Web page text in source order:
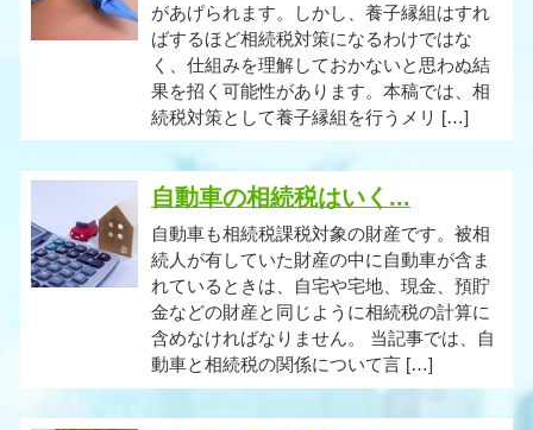
があげられます。しかし、養子縁組はすれ
ばするほど相続税対策になるわけではな
く、仕組みを理解しておかないと思わぬ結
果を招く可能性があります。本稿では、相
続税対策として養子縁組を行うメリ […]
自動車の相続税はいく...
自動車も相続税課税対象の財産です。被相
続人が有していた財産の中に自動車が含ま
れているときは、自宅や宅地、現金、預貯
金などの財産と同じように相続税の計算に
含めなければなりません。 当記事では、自
動車と相続税の関係について言 […]